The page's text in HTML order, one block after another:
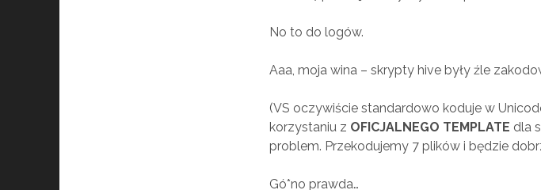
No to do logów.
Aaa, moja wina – skrypty hive były źle
(VS oczywiście standardowo koduje w
korzystaniu z OFICJALNEGO TEMPLATE dla
problem. Przekodujemy 7 plików i będzie
Gó*no prawda…